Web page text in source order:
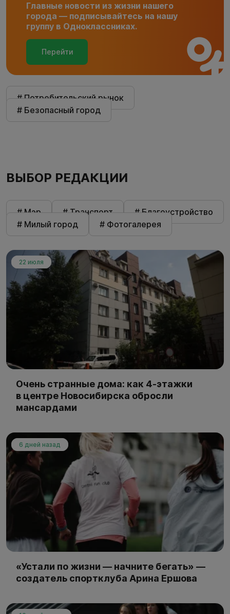
Главные новости из жизни нашего
города — подписывайтесь на нашу
группу в Одноклассниках.
Перейти
# Потребительский рынок
# Безопасный город
ВЫБОР РЕДАКЦИИ
# Мэр # Транспорт
# Благоустройство
# Милый город
# Фотогалерея
22 июля
Очень странные дома: как 4-этажки
в центре Новосибирска обросли
мансардами
6 дней назад
«Устали по жизни — начните бегать» —
создатель спортклуба Арина Ершова